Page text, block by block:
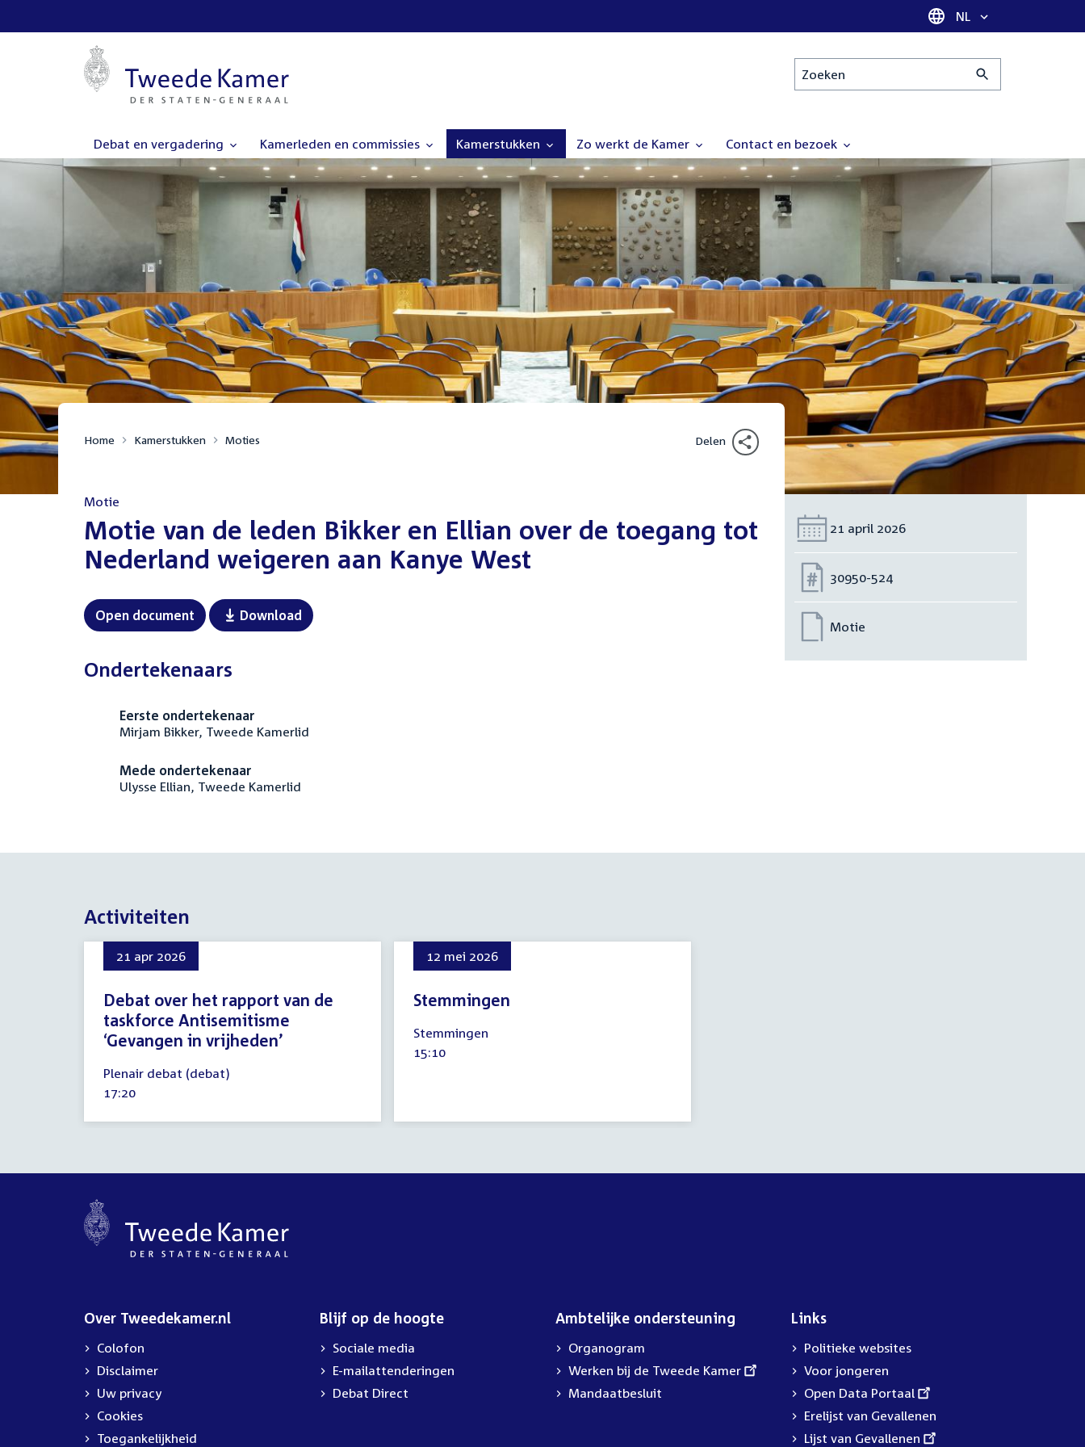
Taal selectie
NL
Zoeken
Debat en vergadering Kamerleden en commissies Kamerstukken Zo werkt de Kamer Contact en bezoek
Home Kamerstukken Moties Delen
Motie
:Motie van de leden Bikker en Ellian over de toegang tot
Nederland weigeren aan Kanye West
Open document Download
Ondertekenaars
Eerste ondertekenaar
Mirjam Bikker, Tweede Kamerlid
Mede ondertekenaar
Ulysse Ellian, Tweede Kamerlid
Datum:
21 april 2026
Nummer:
30950-524
Motie
Activiteiten
21 apr 2026
Debat over het rapport van de
taskforce Antisemitisme
‘Gevangen in vrijheden’
april
2026
Plenair debat (debat)
Tijd
17:20
12 mei 2026
Stemmingen
mei
2026
Stemmingen
Tijd
15:10
Over Tweedekamer.nl
Colofon
Disclaimer
Uw privacy
Cookies
Toegankelijkheid
Blijf op de hoogte
Sociale media
E-mailattenderingen
Debat Direct
Ambtelijke ondersteuning
Organogram
External
link:
Werken bij de Tweede Kamer
Mandaatbesluit
Links
Politieke websites
Voor jongeren
External
link:
Open Data Portaal
Erelijst van Gevallenen
External
Lijst van Gevallenen